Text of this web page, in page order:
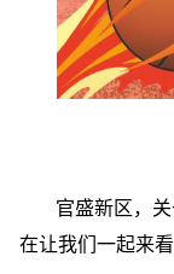
官盛新区，
在让我们一起来看